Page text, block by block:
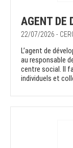
AGENT DE
22/07/2026 -
L’agent de
au responsable
centre social. Il
individuels et